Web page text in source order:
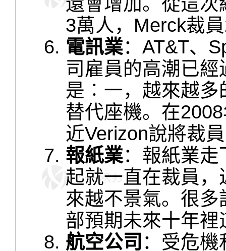
3萬人，Merck裁
電訊業：AT&T、
司雇員的高潮已
是︰一，越來越
替代座機。在
近Verizon說將裁
報紙業：報紙業
起就一直在裁員
來越不景氣。很
部預期未來十年
航空公司 ：受危